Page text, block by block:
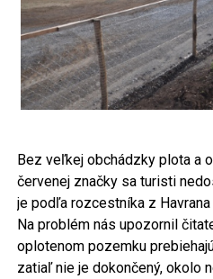
Bez veľkej obchádzky plota a
červenej značky sa turisti
je podľa rozcestníka z
Na problém nás upozornil
oplotenom pozemku
zatiaľ nie je dokončený, okolo